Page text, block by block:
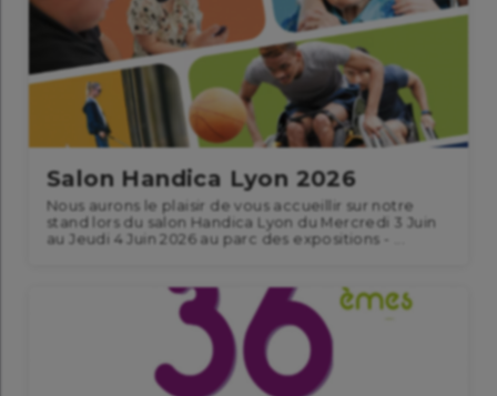
Salon Handica Lyon 2026
Nous aurons le plaisir de vous accueillir sur notre
stand lors du salon Handica Lyon du Mercredi 3 Juin
au Jeudi 4 Juin 2026 au parc des expositions - ...